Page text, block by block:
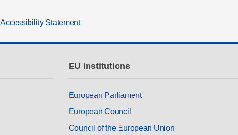
Accessibility Statement
EU institutions
European Parliament
European Council
Council of the European Union